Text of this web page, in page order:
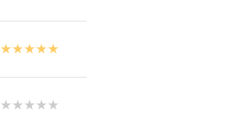
★★★★★
★★★★★